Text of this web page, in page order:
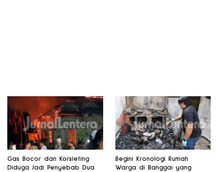
Gas Bocor dan Korsleting
Diduga Jadi Penyebab Dua
Begini Kronologi Rumah
Warga di Banggai yang